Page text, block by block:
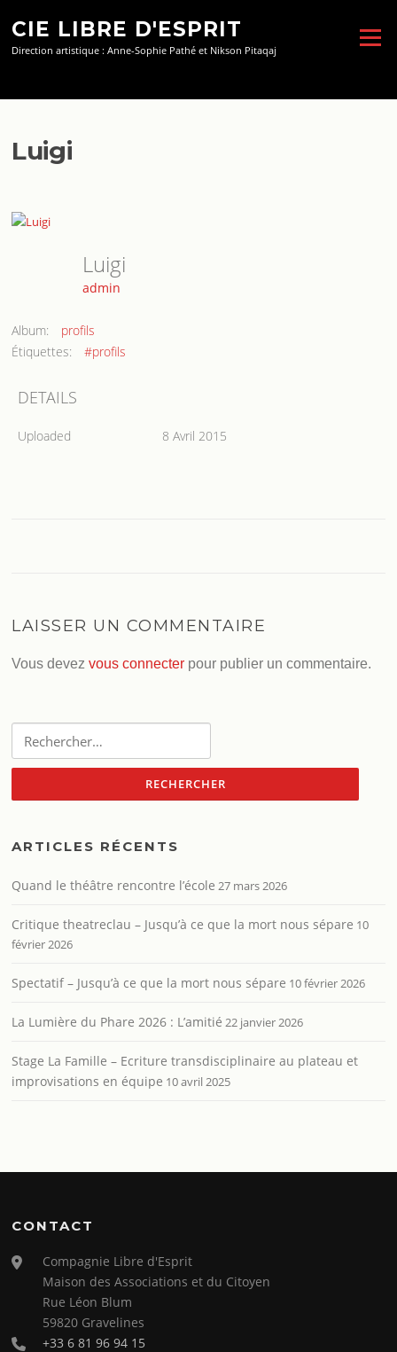
contenu
CIE LIBRE D'ESPRIT
Direction artistique : Anne-Sophie Pathé et Nikson Pitaqaj
Menu
Luigi
Luigi
admin
Album:
profils
Étiquettes:
#profils
DETAILS
Uploaded 8 Avril 2015
LAISSER UN COMMENTAIRE
Vous devezvous connecter pour publier un commentaire.
ARTICLES RÉCENTS
Quand le théâtre rencontre l’école 27 mars 2026
Critique theatreclau – Jusqu’à ce que la mort nous sépare 10
février 2026
Spectatif – Jusqu’à ce que la mort nous sépare 10 février 2026
La Lumière du Phare 2026 : L’amitié 22 janvier 2026
Stage La Famille – Ecriture transdisciplinaire au plateau et
improvisations en équipe 10 avril 2025
CONTACT
Compagnie Libre d'Esprit
Maison des Associations et du Citoyen
Rue Léon Blum
59820 Gravelines
+33 6 81 96 94 15